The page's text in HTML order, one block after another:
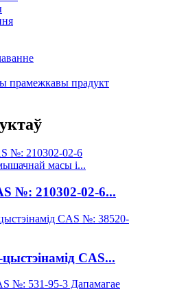
прамежкавы прадукт
№: 210302-02-6...
CAS...